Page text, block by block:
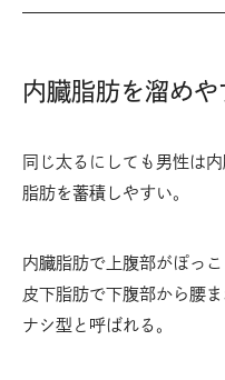
内臓脂肪を溜め
同じ太るにしても男性は
脂肪を蓄積しやすい。
内臓脂肪で上腹部がぽっ
皮下脂肪で下腹部から腰
ナシ型と呼ばれる。